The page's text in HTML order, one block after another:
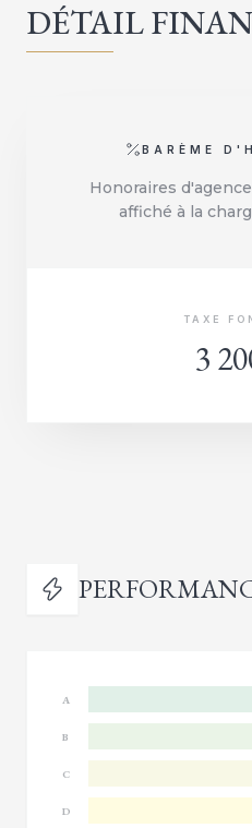
DÉTAIL
BARÈME
Honoraires
affiché à la
TAXE
3
A
B
C
D